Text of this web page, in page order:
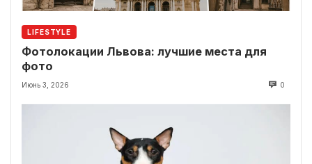
LIFESTYLE
Фотолокации Львова: лучшие места для
фото
Июнь 3, 2026 0